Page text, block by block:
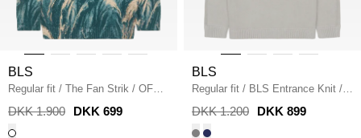
BLS
Regular fit / The Fan Strik / OFF
WHITE
DKK 1.900 DKK 699
BLS
Regular fit / BLS Entrance Knit /
LIGHT GREY
DKK 1.200 DKK 899